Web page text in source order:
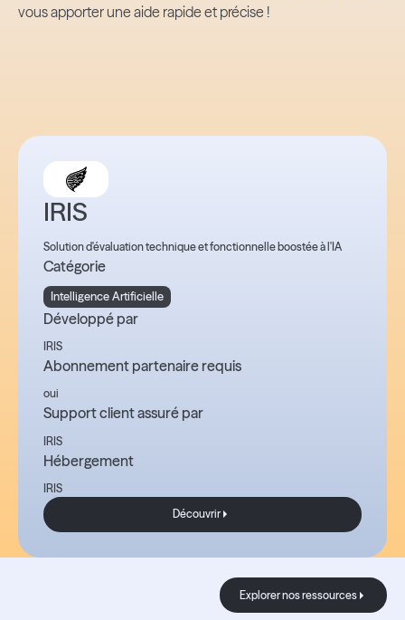
vous apporter une aide rapide et précise !
IRIS
Solution d'évaluation technique et fonctionnelle boostée à l'IA
Catégorie
Intelligence Artificielle
Développé par
IRIS
Abonnement partenaire requis
oui
Support client assuré par
IRIS
Hébergement
IRIS
Découvrir
Découvrir
Explorer nos
Explorer nos ressources